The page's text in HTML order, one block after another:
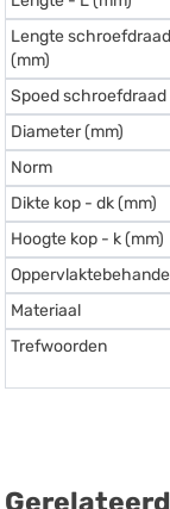
Lengte
(mm)
Spoed schroefdraad
Diameter (mm)
Norm
Dikte kop - dk (mm)
Hoogte kop - k (mm)
Materiaal
Trefwoorden